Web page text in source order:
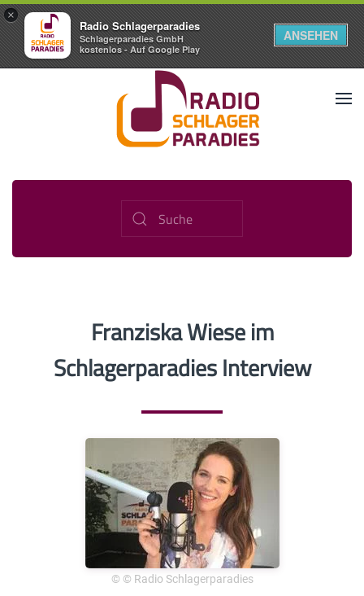
×
Radio Schlagerparadies
Schlagerparadies GmbH
kostenlos - Auf Google Play
ANSEHEN
Franziska Wiese im
Schlagerparadies Interview
© © Radio Schlagerparadies